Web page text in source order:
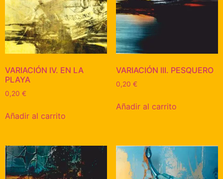
VARIACIÓN IV. EN LA
PLAYA
0,20 €
Añadir al carrito
VARIACIÓN III. PESQUERO
0,20 €
Añadir al carrito